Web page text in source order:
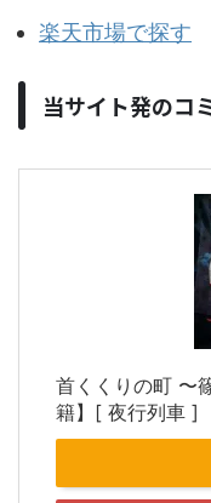
楽天市場で探す
当サイト発のコ
首くくりの町 〜
籍】[ 夜行列車 ]